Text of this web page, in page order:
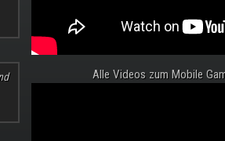
Alle Videos zum Mobile